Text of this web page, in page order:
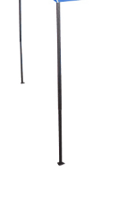
Pilote cu blăniță